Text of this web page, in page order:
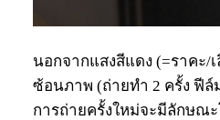
นอกจากแสงสีแดง (=ราคะ/
ซ้อนภาพ (ถ่ายทำ 2 ครั้ง ฟี
การถ่ายครั้งใหม่จะมีลักษณ